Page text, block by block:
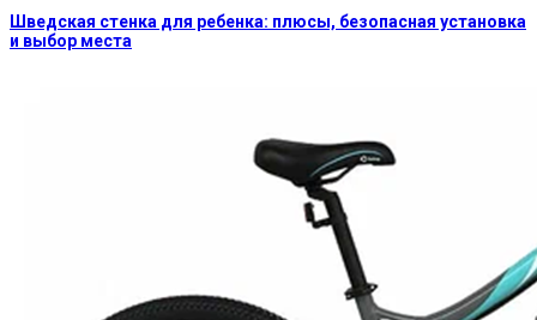
Шведская стенка для ребенка: плюсы, безопасная установка
и выбор места